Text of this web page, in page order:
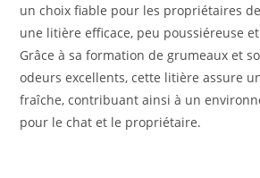
un choix fiable pour les propriétaires
une litière efficace, peu poussiéreuse
Grâce à sa formation de grumeaux et
odeurs excellents, cette litière assure
fraîche, contribuant ainsi à un
pour le chat et le propriétaire.